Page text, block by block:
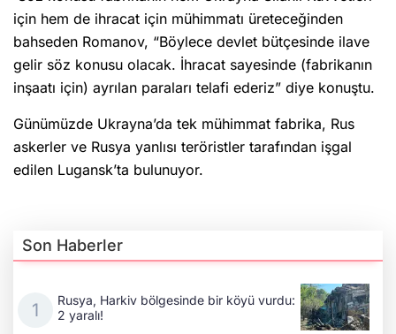
için hem de ihracat için mühimmatı üreteceğinden
bahseden Romanov, “Böylece devlet bütçesinde ilave
gelir söz konusu olacak. İhracat sayesinde (fabrikanın
inşaatı için) ayrılan paraları telafi ederiz” diye konuştu.
Günümüzde Ukrayna’da tek mühimmat fabrika, Rus
askerler ve Rusya yanlısı teröristler tarafından işgal
edilen Lugansk’ta bulunuyor.
Son Haberler
Rusya, Harkiv bölgesinde bir köyü vurdu:
2 yaralı!